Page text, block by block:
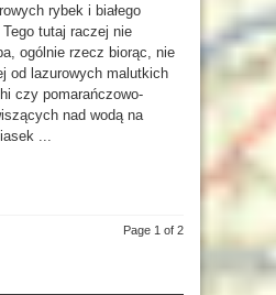
rybek i białego
tutaj raczej nie
ogólnie rzecz biorąc, nie
od lazurowych malutkich
czy pomarańczowo-
nad wodą na
...
Page 1 of 2